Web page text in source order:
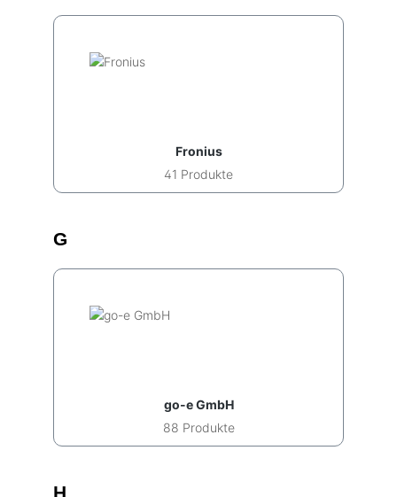
Fronius
41 Produkte
G
go-e GmbH
88 Produkte
H